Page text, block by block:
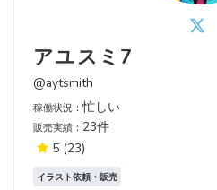
アユスミ7
@aytsmith
稼働状況：忙しい
販売実績： 23件
5 (23)
イラスト依頼・販売